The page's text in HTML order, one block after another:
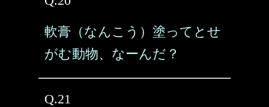
軟膏（なんこう）塗ってとせ
がむ動物、なーんだ？
Q.21